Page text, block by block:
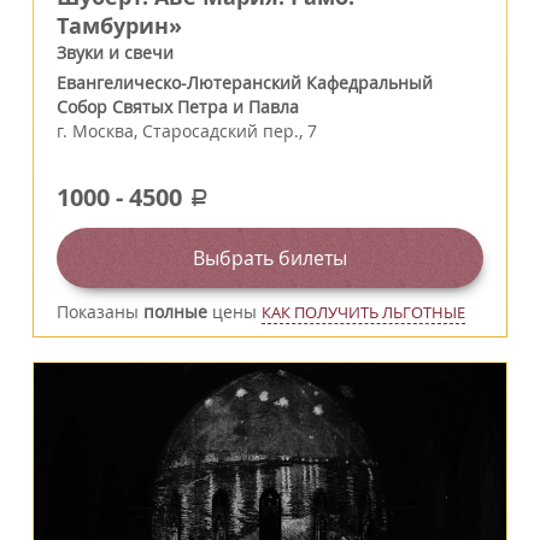
Тамбурин»
Звуки и свечи
Евангелическо-Лютеранский Кафедральный
Собор Святых Петра и Павла
г. Москва, Старосадский пер., 7
1000-4500 a
Выбрать билеты
Показаны полные цены КАК ПОЛУЧИТЬ ЛЬГОТНЫЕ